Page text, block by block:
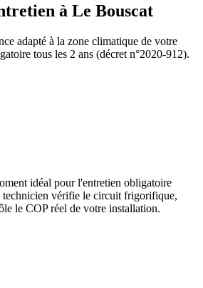
à Le Bouscat
adapté à la zone climatique de votre
tous les 2 ans (décret n°2020-912).
idéal pour l'entretien obligatoire
technicien vérifie le circuit frigorifique,
le COP réel de votre installation.